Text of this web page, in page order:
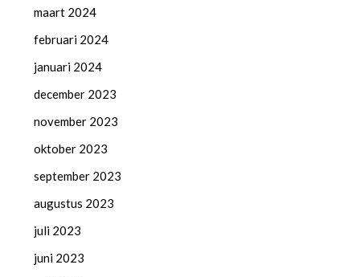
maart 2024
februari 2024
januari 2024
december 2023
november 2023
oktober 2023
september 2023
augustus 2023
juli 2023
juni 2023